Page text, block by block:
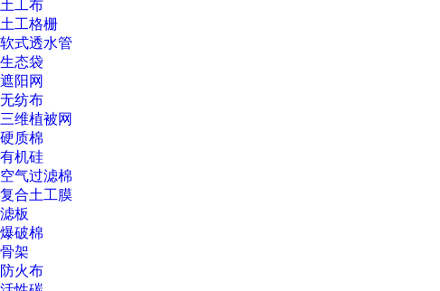
土工布
土工格栅
软式透水管
生态袋
遮阳网
无纺布
三维植被网
硬质棉
有机硅
空气过滤棉
复合土工膜
滤板
爆破棉
骨架
防火布